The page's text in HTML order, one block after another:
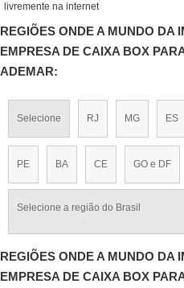
livremente na internet
REGIÕES ONDE A MUNDO DA
EMPRESA DE CAIXA BOX
ADEMAR:
Selecione RJ MG ES
PE BA CE GO e DF
Selecione a região do Brasil
REGIÕES ONDE A MUNDO DA
EMPRESA DE CAIXA BOX